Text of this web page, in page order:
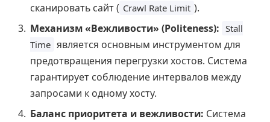
сканировать сайт ( Crawl Rate Limit ).
Механизм «Вежливости» (Politeness): Stall
Time является основным инструментом для
предотвращения перегрузки хостов. Система
гарантирует соблюдение интервалов между
запросами к одному хосту.
Баланс приоритета и вежливости: Система